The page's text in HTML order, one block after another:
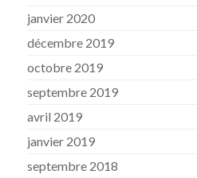
janvier 2020
décembre 2019
octobre 2019
septembre 2019
avril 2019
janvier 2019
septembre 2018